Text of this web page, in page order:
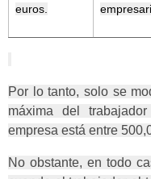
euros.
Por lo tanto, solo se
máxima del
empresa está entre
No obstante, en todo